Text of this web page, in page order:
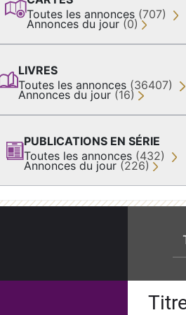
Toutes les annonces (707)
Annonces du jour (0)
LIVRES
Toutes les annonces (36407)
Annonces du jour (16)
PUBLICATIONS EN SÉRIE
Toutes les annonces (432)
Annonces du jour (226)